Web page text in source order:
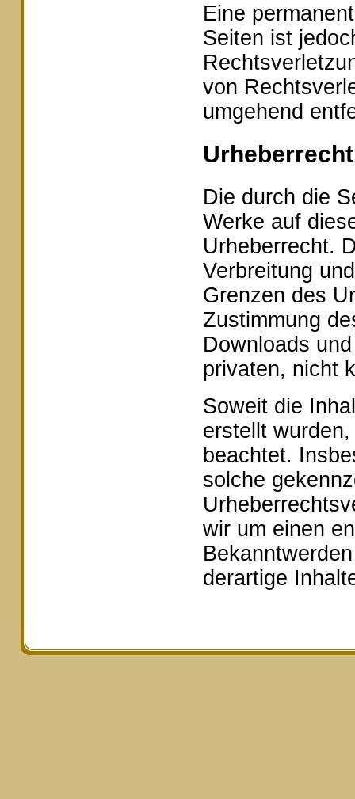
Eine
Seiten ist
von
umgehend
Urheberrecht
Die durch die
Werke auf
Urheberrecht.
Verbreitung
Grenzen des
Zustimmung
Downloads
privaten, nicht
Soweit die
erstellt
beachtet.
solche
wir um einen
derartige